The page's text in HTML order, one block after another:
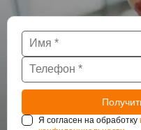
Я согласен на обработку